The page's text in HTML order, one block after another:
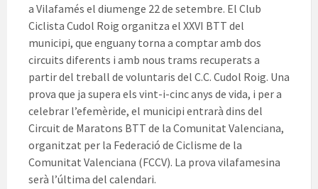
a Vilafamés el diumenge 22 de setembre. El Club
Ciclista Cudol Roig organitza el XXVI BTT del
municipi, que enguany torna a comptar amb dos
circuits diferents i amb nous trams recuperats a
partir del treball de voluntaris del C.C. Cudol Roig. Una
prova que ja supera els vint-i-cinc anys de vida, i per a
celebrar l’efemèride, el municipi entrarà dins del
Circuit de Maratons BTT de la Comunitat Valenciana,
organitzat per la Federació de Ciclisme de la
Comunitat Valenciana (FCCV). La prova vilafamesina
serà l’última del calendari.